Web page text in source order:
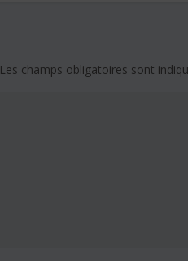
Les champs obligatoires sont